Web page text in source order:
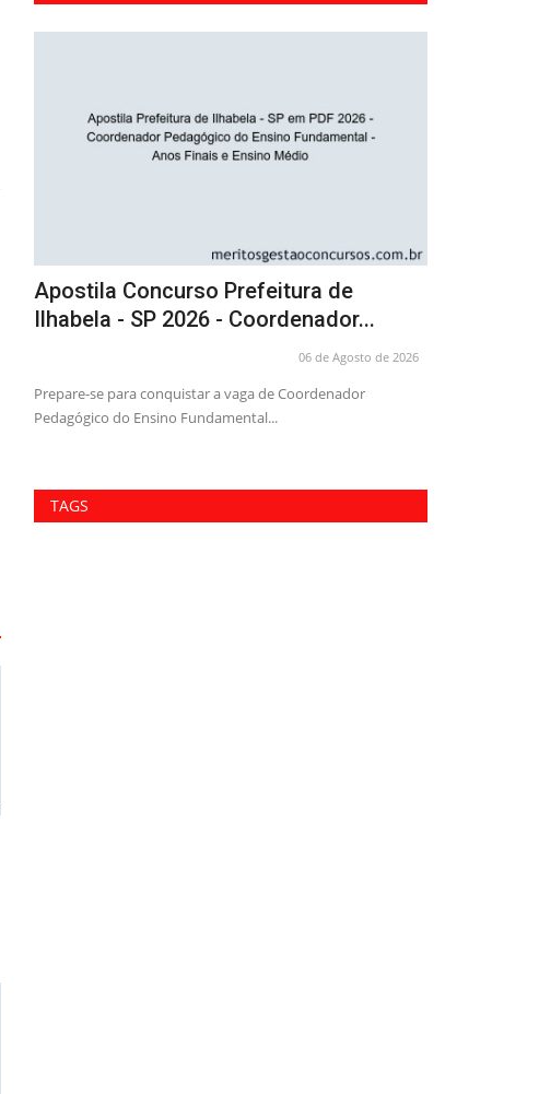
Apostila Concurso Prefeitura de
Ilhabela - SP 2026 - Coordenador...
06 de Agosto de 2026
Prepare-se para o concurso da Prefeitura de Ilhabela - SP
2021 com a melhor apostila...
TAGS